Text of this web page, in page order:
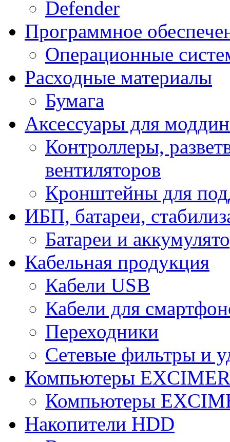
Defender
Программное
Операционные
Расходные материалы
Бумага
Аксессуары для
Контроллеры,
вентиляторов
Кронштейны для
ИБП, батареи,
Батареи и
Кабельная продукция
Кабели USB
Кабели для
Переходники
Сетевые фильтры и
Компьютеры
Компьютеры
Накопители HDD